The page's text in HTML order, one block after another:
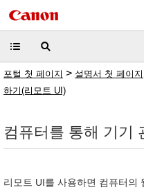
포털 첫 페이지 > 설명서 첫 페이지
하기(리모트 UI)
컴퓨터를 통해 기기
리모트 UI를 사용하면 컴퓨터의